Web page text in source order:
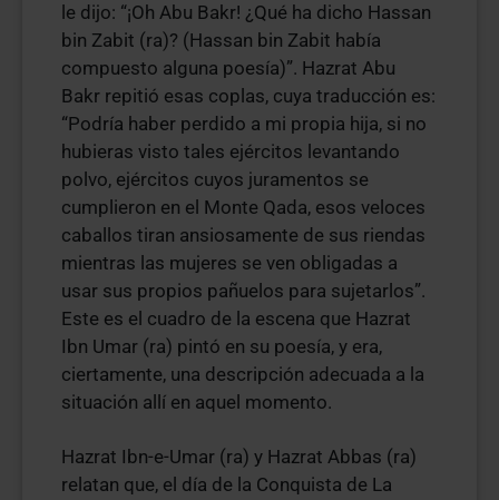
le dijo: “¡Oh Abu Bakr! ¿Qué ha dicho Hassan
bin Zabit (ra)? (Hassan bin Zabit había
compuesto alguna poesía)”. Hazrat Abu
Bakr repitió esas coplas, cuya traducción es:
“Podría haber perdido a mi propia hija, si no
hubieras visto tales ejércitos levantando
polvo, ejércitos cuyos juramentos se
cumplieron en el Monte Qada, esos veloces
caballos tiran ansiosamente de sus riendas
mientras las mujeres se ven obligadas a
usar sus propios pañuelos para sujetarlos”.
Este es el cuadro de la escena que Hazrat
Ibn Umar (ra) pintó en su poesía, y era,
ciertamente, una descripción adecuada a la
situación allí en aquel momento.
Hazrat Ibn-e-Umar (ra) y Hazrat Abbas (ra)
relatan que, el día de la Conquista de La